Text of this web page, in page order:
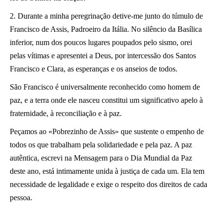
2. Durante a minha peregrinação detive-me junto do túmulo de
Francisco de Assis, Padroeiro da Itália. No silêncio da Basílica
inferior, num dos poucos lugares poupados pelo sismo, orei
pelas vítimas e apresentei a Deus, por intercessão dos Santos
Francisco e Clara, as esperanças e os anseios de todos.
São Francisco é universalmente reconhecido como homem de
paz, e a terra onde ele nasceu constitui um significativo apelo à
fraternidade, à reconciliação e à paz.
Peçamos ao «Pobrezinho de Assis» que sustente o empenho de
todos os que trabalham pela solidariedade e pela paz. A paz
autêntica, escrevi na Mensagem para o Dia Mundial da Paz
deste ano, está intimamente unida à justiça de cada um. Ela tem
necessidade de legalidade e exige o respeito dos direitos de cada
pessoa.